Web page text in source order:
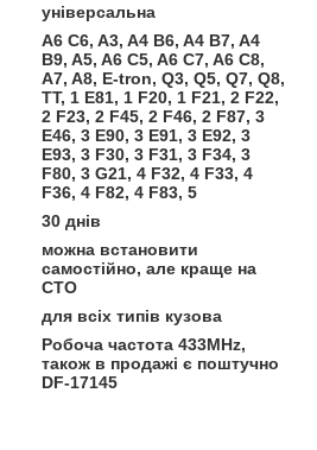
універсальна
A6 C6, A3, A4 B6, A4 B7, A4
B9, A5, A6 C5, A6 C7, A6 C8,
A7, A8, E-tron, Q3, Q5, Q7, Q8,
TT, 1 E81, 1 F20, 1 F21, 2 F22,
2 F23, 2 F45, 2 F46, 2 F87, 3
E46, 3 E90, 3 E91, 3 E92, 3
E93, 3 F30, 3 F31, 3 F34, 3
F80, 3 G21, 4 F32, 4 F33, 4
F36, 4 F82, 4 F83, 5
30 днів
можна встановити
самостійно, але краще на
СТО
для всіх типів кузова
Робоча частота 433MHz,
також в продажі є поштучно
DF-17145